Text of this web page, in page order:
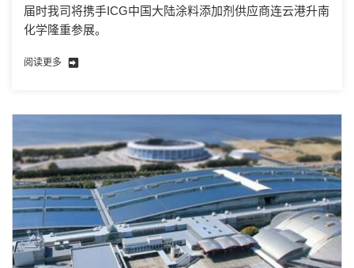
届时我司将携手ICG中国大陆涂料添加剂供应商连云港升南
化学隆重参展。
阅读更多